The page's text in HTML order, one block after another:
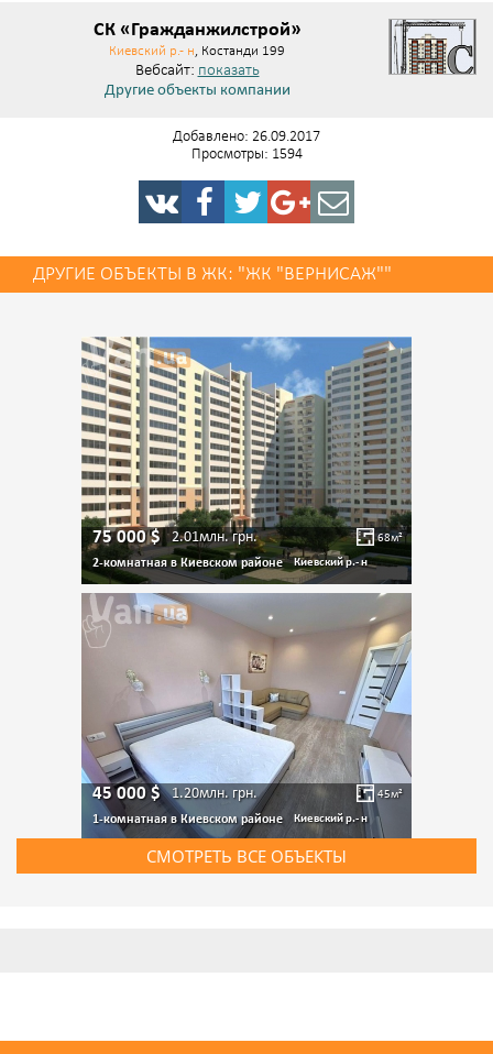
СК «Гражданжилстрой»
Киевский р.- н, Костанди 199
Вебсайт: показать
Другие объекты компании
Добавлено: 26.09.2017
Просмотры: 1594
ДРУГИЕ ОБЪЕКТЫ В ЖК: "ЖК "ВЕРНИСАЖ""
75 000$ 2.01млн.грн. 68м²
2-комнатная в Киевском районе Киевский р.- н
45 000$ 1.20млн. грн. 45м²
1-комнатная в Киевском районе Киевский р.- н
СМОТРЕТЬ ВСЕ ОБЪЕКТЫ